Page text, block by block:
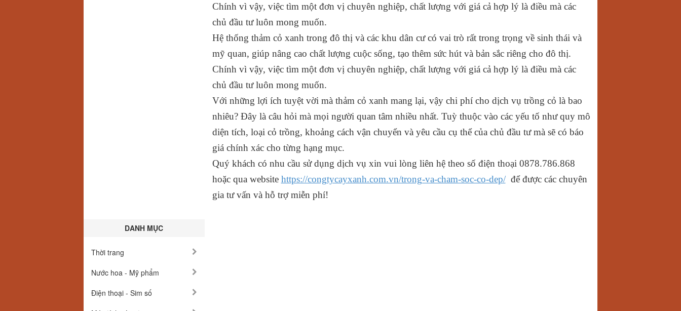
DANH MỤC
Thời trang
Nước hoa - Mỹ phẩm
Điện thoại - Sim số
Chính vì vậy, việc tìm một đơn vị chuyên nghiệp, chất lượng với giá cả hợp lý là điều mà các
chủ đầu tư luôn mong muốn.
Hệ thống thảm cỏ xanh trong đô thị và các khu dân cư có vai trò rất trong trọng về sinh thái và
mỹ quan, giúp nâng cao chất lượng cuộc sống, tạo thêm sức hút và bản sắc riêng cho đô thị.
Chính vì vậy, việc tìm một đơn vị chuyên nghiệp, chất lượng với giá cả hợp lý là điều mà các
chủ đầu tư luôn mong muốn.
Với những lợi ích tuyệt vời mà thảm cỏ xanh mang lại, vậy chi phí cho dịch vụ trồng cỏ là bao
nhiêu? Đây là câu hỏi mà mọi người quan tâm nhiều nhất. Tuỳ thuộc vào các yếu tố như quy mô
diện tích, loại cỏ trồng, khoảng cách vận chuyển và yêu cầu cụ thể của chủ đầu tư mà sẽ có báo
giá chính xác cho từng hạng mục.
Quý khách có nhu cầu sử dụng dịch vụ xin vui lòng liên hệ theo số điện thoại 0878.786.868
hoặc qua website https://congtycayxanh.com.vn/trong-va-cham-soc-co-dep/để được các chuyên
gia tư vấn và hỗ trợ miễn phí!